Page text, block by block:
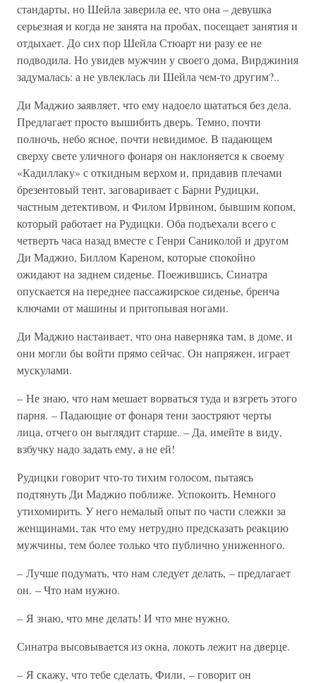
стандарты, но Шейла заверила ее, что она – девушка
серьезная и когда не занята на пробах, посещает занятия и
отдыхает. До сих пор Шейла Стюарт ни разу ее не
подводила. Но увидев мужчин у своего дома, Вирджиния
задумалась: а не увлеклась ли Шейла чем-то другим?..
Ди Маджио заявляет, что ему надоело шататься без дела.
Предлагает просто вышибить дверь. Темно, почти
полночь, небо ясное, почти невидимое. В падающем
сверху свете уличного фонаря он наклоняется к своему
«Кадиллаку» с откидным верхом и, придавив плечами
брезентовый тент, заговаривает с Барни Рудицки,
частным детективом, и Филом Ирвином, бывшим копом,
который работает на Рудицки. Оба подъехали всего с
четверть часа назад вместе с Генри Саниколой и другом
Ди Маджио, Биллом Кареном, которые спокойно
ожидают на заднем сиденье. Поежившись, Синатра
опускается на переднее пассажирское сиденье, бренча
ключами от машины и притопывая ногами.
Ди Маджио настаивает, что она наверняка там, в доме, и
они могли бы войти прямо сейчас. Он напряжен, играет
мускулами.
– Не знаю, что нам мешает ворваться туда и взгреть этого
парня. – Падающие от фонаря тени заостряют черты
лица, отчего он выглядит старше. – Да, имейте в виду,
взбучку надо задать ему, а не ей!
Рудицки говорит что-то тихим голосом, пытаясь
подтянуть Ди Маджио поближе. Успокоить. Немного
утихомирить. У него немалый опыт по части слежки за
женщинами, так что ему нетрудно предсказать реакцию
мужчины, тем более только что публично униженного.
– Лучше подумать, что нам следует делать, – предлагает
он. – Что нам нужно.
– Я знаю, что мне делать! И что мне нужно.
Синатра высовывается из окна, локоть лежит на дверце.
– Я скажу, что тебе сделать, Фили, – говорит он